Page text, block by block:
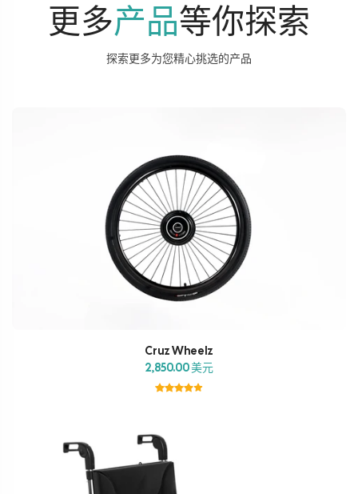
更多产品等你探索
探索更多为您精心挑选的产品
Cruz Wheelz
2,850.00 美元